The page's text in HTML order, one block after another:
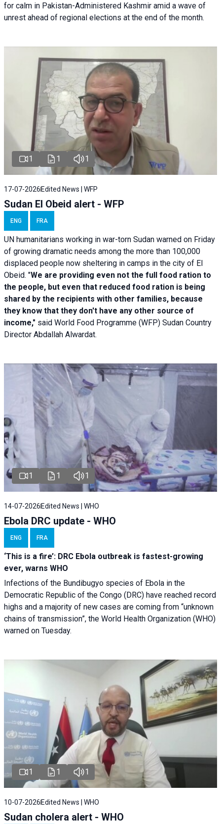
for calm in Pakistan-Administered Kashmir amid a wave of
unrest ahead of regional elections at the end of the month.
1 1 1
17-07-2026 Edited News | WFP
Sudan El Obeid alert - WFP
ENG FRA
UN humanitarians working in war-torn Sudan warned on Friday
of growing dramatic needs among the more than 100,000
displaced people now sheltering in camps in the city of El
Obeid. "We are providing even not the full food ration to
the people, but even that reduced food ration is being
shared by the recipients with other families, because
they know that they don't have any other source of
income," said World Food Programme (WFP) Sudan Country
Director Abdallah Alwardat.
1 1 1
14-07-2026 Edited News | WHO
Ebola DRC update - WHO
ENG FRA
‘This is a fire’: DRC Ebola outbreak is fastest-growing
ever, warns WHO
Infections of the Bundibugyo species of Ebola in the
Democratic Republic of the Congo (DRC) have reached record
highs and a majority of new cases are coming from “unknown
chains of transmission”, the World Health Organization (WHO)
warned on Tuesday.
1 1 1
10-07-2026 Edited News | WHO
Sudan cholera alert - WHO